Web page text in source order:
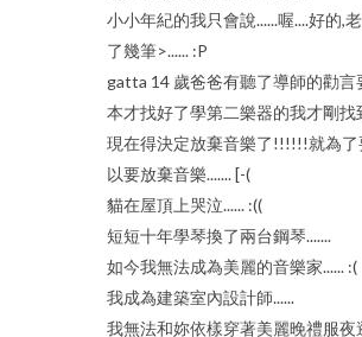
小小年紀的我只會說......喔....好的,
了幾筆>...... :P
gatta 14 歲爸爸有聽了導師的勸言
本才找好了學第二樂器的我才剛找
現在得決定放棄音樂了!!!!!!就為
以要放棄音樂....... [-(
貓在屋頂上哭泣...... :((
短短十年學琴換了兩台鋼琴.......
如今我無法成為美麗的音樂家...... :(
我成為建築室內設計師......
我無法和妳依樣穿著美麗晚禮服夜